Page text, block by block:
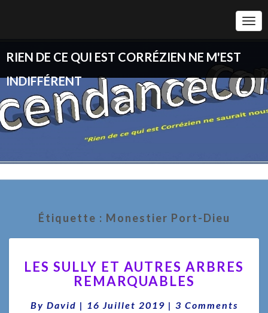
RIEN DE CE QUI EST CORRÉZIEN NE M'EST
INDIFFÉRENT
Étiquette : Monestier Port-Dieu
SULLY
ET
ARBRES
LES SULLY ET AUTRES ARBRES
REMARQUABLES
By David | 16 Juillet 2019 | Comments
3 Comments